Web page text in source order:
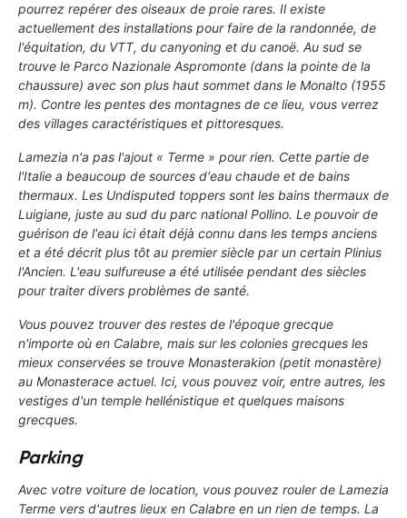
pourrez repérer des oiseaux de proie rares. Il existe
actuellement des installations pour faire de la randonnée, de
l'équitation, du VTT, du canyoning et du canoë. Au sud se
trouve le Parco Nazionale Aspromonte (dans la pointe de la
chaussure) avec son plus haut sommet dans le Monalto (1955
m). Contre les pentes des montagnes de ce lieu, vous verrez
des villages caractéristiques et pittoresques.
Lamezia n'a pas l'ajout « Terme » pour rien. Cette partie de
l'Italie a beaucoup de sources d'eau chaude et de bains
thermaux. Les Undisputed toppers sont les bains thermaux de
Luigiane, juste au sud du parc national Pollino. Le pouvoir de
guérison de l'eau ici était déjà connu dans les temps anciens
et a été décrit plus tôt au premier siècle par un certain Plinius
l'Ancien. L'eau sulfureuse a été utilisée pendant des siècles
pour traiter divers problèmes de santé.
Vous pouvez trouver des restes de l'époque grecque
n'importe où en Calabre, mais sur les colonies grecques les
mieux conservées se trouve Monasterakion (petit monastère)
au Monasterace actuel. Ici, vous pouvez voir, entre autres, les
vestiges d'un temple hellénistique et quelques maisons
grecques.
Parking
Avec votre voiture de location, vous pouvez rouler de Lamezia
Terme vers d'autres lieux en Calabre en un rien de temps. La